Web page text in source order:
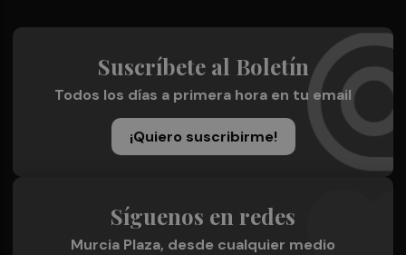
Suscríbete al Boletín
Todos los días a primera hora en tu email
¡Quiero suscribirme!
Síguenos en redes
Murcia Plaza, desde cualquier medio